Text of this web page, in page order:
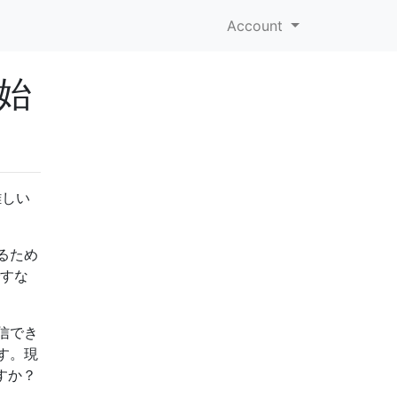
Account
い
ため
な
でき
。現
か？